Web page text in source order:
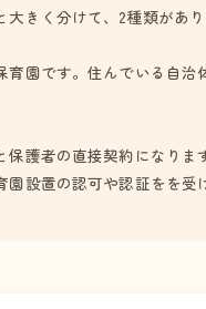
きく分けて、2種類があり
園です。住んでいる自
護者の直接契約になり
設置の認可や認証をを受